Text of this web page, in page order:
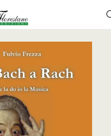
Te la do io la musica